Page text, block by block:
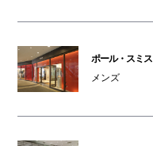
ポール・スミス
メンズ